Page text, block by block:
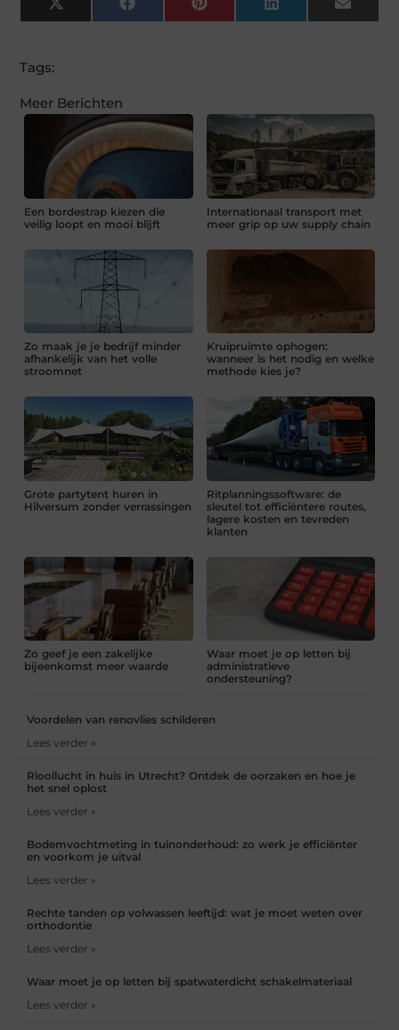
X
(Twitter)
FacebookPinterest LinkedIn Email
Tags:
Meer Berichten
Een bordestrap kiezen die
veilig loopt en mooi blijft
Internationaal transport met
meer grip op uw supply chain
Zo maak je je bedrijf minder
afhankelijk van het volle
stroomnet
Kruipruimte ophogen:
wanneer is het nodig en welke
methode kies je?
Grote partytent huren in
Hilversum zonder verrassingen
Ritplanningssoftware: de
sleutel tot efficiëntere routes,
lagere kosten en tevreden
klanten
Zo geef je een zakelijke
bijeenkomst meer waarde
Waar moet je op letten bij
administratieve
ondersteuning?
Voordelen van renovlies schilderen
Lees verder »
Rioollucht in huis in Utrecht? Ontdek de oorzaken en hoe je
het snel oplost
Lees verder »
Bodemvochtmeting in tuinonderhoud: zo werk je efficiënter
en voorkom je uitval
Lees verder »
Rechte tanden op volwassen leeftijd: wat je moet weten over
orthodontie
Lees verder »
Waar moet je op letten bij spatwaterdicht schakelmateriaal
Lees verder »